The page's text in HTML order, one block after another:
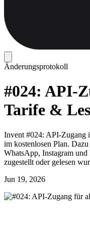
Änderungsprotokoll
#024: API-
Tarife &
Invent #024: API-Zugang
im kostenlosen Plan.
WhatsApp, Instagram und
zugestellt oder gelesen
Jun 19, 2026